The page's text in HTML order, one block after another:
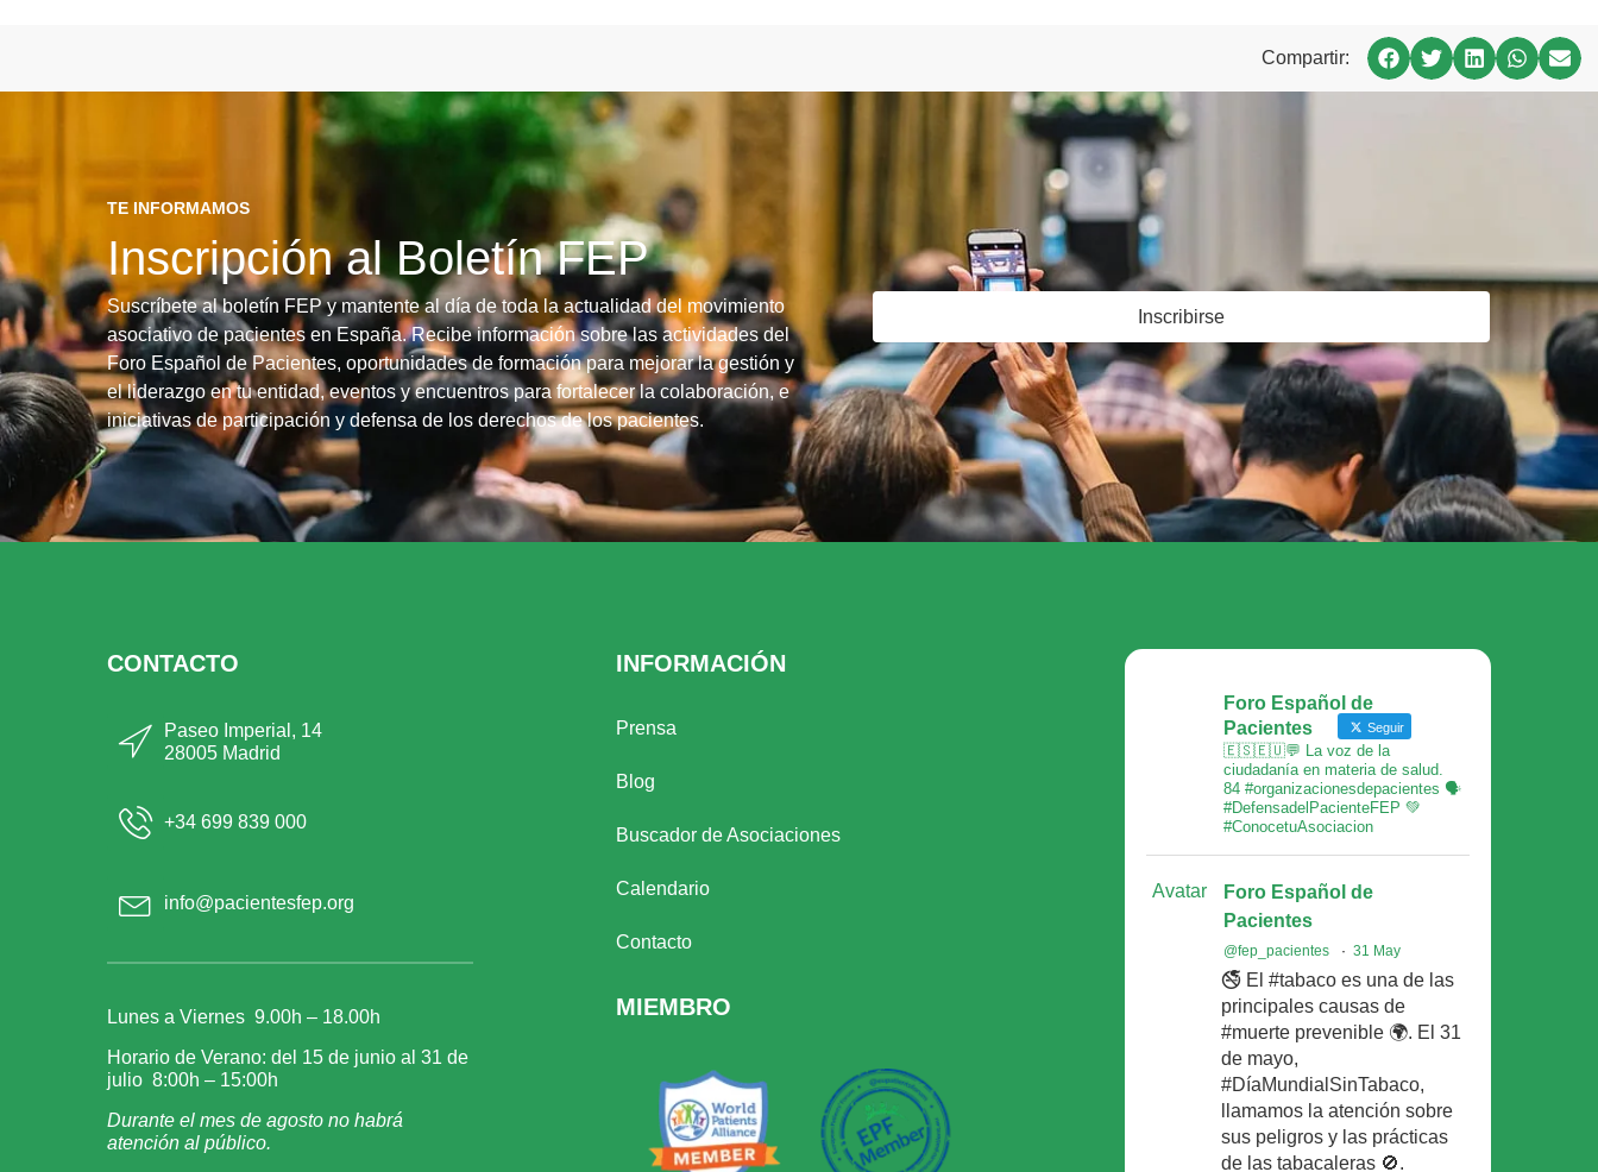
Compartir:
TE INFORMAMOS
Inscripción al Boletín FEP
Suscríbete al boletín FEP y mantente al día de toda la actualidad del movimiento
asociativo de pacientes en España. Recibe información sobre las actividades del
Foro Español de Pacientes, oportunidades de formación para mejorar la gestión y
el liderazgo en tu entidad, eventos y encuentros para fortalecer la colaboración, e
iniciativas de participación y defensa de los derechos de los pacientes.
Inscribirse
CONTACTO
Paseo Imperial, 14
28005 Madrid
+34 699 839 000
info@pacientesfep.org
Lunes a Viernes 9.00h – 18.00h
Horario de Verano: del 15 de junio al 31 de
julio 8:00h – 15:00h
Durante el mes de agosto no habrá
atención al público.
INFORMACIÓN
Prensa
Blog
Buscador de Asociaciones
Calendario
Contacto
MIEMBRO
Foro Español de
Pacientes
Seguir
🇪🇸🇪🇺💬 La voz de la
ciudadanía en materia de salud.
84 #organizacionesdepacientes 🗣
#DefensadelPacienteFEP 💚
#ConocetuAsociacion
Avatar
Foro Español de
Pacientes
@fep_pacientes · 31 May
🚭 El #tabaco es una de las
principales causas de
#muerte prevenible 🌍. El 31
de mayo,
#DíaMundialSinTabaco,
llamamos la atención sobre
sus peligros y las prácticas
de las tabacaleras 🚫.